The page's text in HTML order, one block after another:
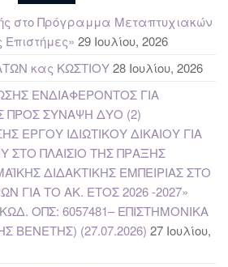
στο Πρόγραμμα Μεταπτυχιακών
29 Ιουλίου, 2026
κας ΚΩΣΤΙΟΥ28 Ιουλίου, 2026
ΕΝΔΙΑΦΕΡΟΝΤΟΣ ΓΙΑ
ΣΥΝΑΨΗ ΔΥΟ (2)
ΕΡΓΟΥ ΙΔΙΩΤΙΚΟΥ ΔΙΚΑΙΟΥ ΓΙΑ
ΠΛΑΙΣΙΟ ΤΗΣ ΠΡΑΞΗΣ
ΔΙΔΑΚΤΙΚΗΣ ΕΜΠΕΙΡΙΑΣ ΣΤΟ
ΓΙΑ ΤΟ ΑΚ. ΕΤΟΣ 2026 -2027»
ΟΠΣ: 6057481– ΕΠΙΣΤΗΜΟΝΙΚΑ
ΒΕΝΕΤΗΣ) (27.07.2026) 27 Ιουλίου,